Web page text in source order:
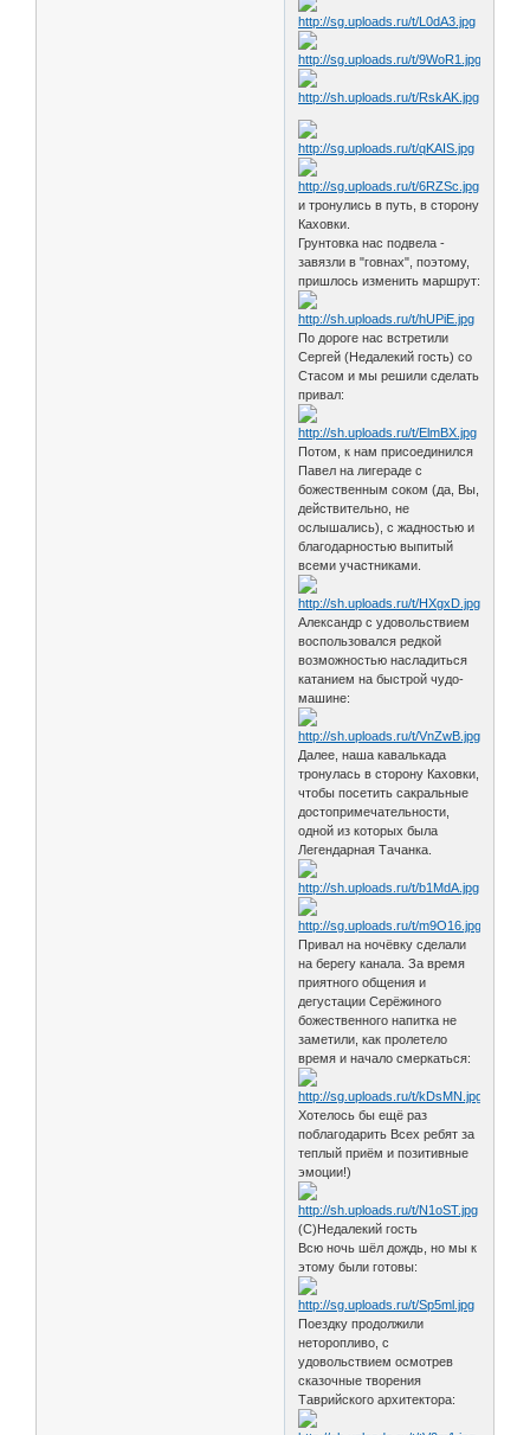
и тронулись в путь, в сторону
Каховки.
Грунтовка нас подвела -
завязли в "говнах", поэтому,
пришлось изменить маршрут:
По дороге нас встретили
Сергей (Недалекий гость) со
Стасом и мы решили сделать
привал:
Потом, к нам присоединился
Павел на лигераде с
божественным соком (да, Вы,
действительно, не
ослышались), с жадностью и
благодарностью выпитый
всеми участниками.
Александр с удовольствием
воспользовался редкой
возможностью насладиться
катанием на быстрой чудо-
машине:
Далее, наша кавалькада
тронулась в сторону Каховки,
чтобы посетить сакральные
достопримечательности,
одной из которых была
Легендарная Тачанка.
Привал на ночёвку сделали
на берегу канала. За время
приятного общения и
дегустации Серёжиного
божественного напитка не
заметили, как пролетело
время и начало смеркаться:
Хотелось бы ещё раз
поблагодарить Всех ребят за
теплый приём и позитивные
эмоции!)
(С)Недалекий гость
Всю ночь шёл дождь, но мы к
этому были готовы:
Поездку продолжили
неторопливо, с
удовольствием осмотрев
сказочные творения
Таврийского архитектора: